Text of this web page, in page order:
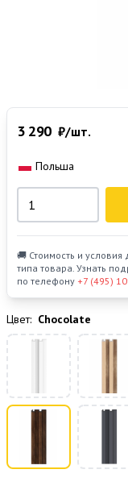
3 290 ₽/шт.
Польша
🚚 Стоимость и условия
типа товара. Узнать
по телефону +7 (495)
Цвет: Chocolate